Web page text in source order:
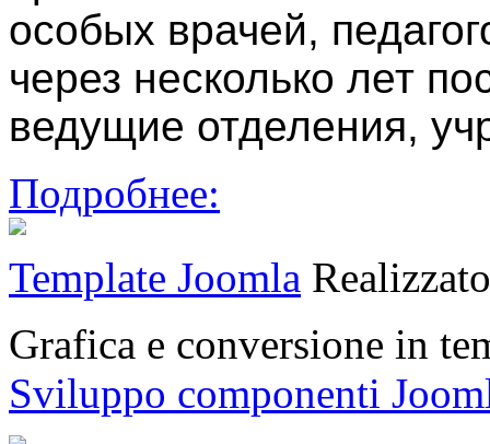
особых врачей,
через несколько лет
ведущие отделения,
Подробнее:
Template Joomla
Grafica e conversione in
Sviluppo componenti